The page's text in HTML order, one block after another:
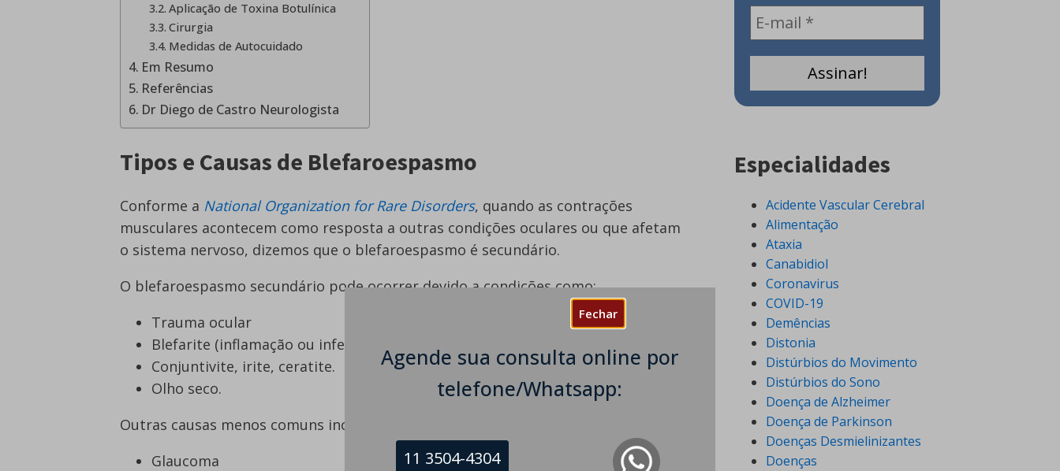
Fechar
Agende sua consulta online por
telefone/Whatsapp:
11 3504-4304
Aplicação de Toxina Botulínica
Cirurgia
Medidas de Autocuidado
Em Resumo
Referências
Dr Diego de Castro Neurologista
Tipos e Causas de Blefaroespasmo
Conforme a National Organization for Rare Disorders, quando as contrações
musculares acontecem como resposta a outras condições oculares ou que afetam
o sistema nervoso, dizemos que o blefaroespasmo é secundário.
O blefaroespasmo secundário pode ocorrer devido a condições como:
Trauma ocular
Blefarite (inflamação ou infecção) das pálpebras
Conjuntivite, irite, ceratite.
Olho seco.
Outras causas menos comuns incluem:
Glaucoma
Especialidades
Acidente Vascular Cerebral
Alimentação
Ataxia
Canabidiol
Coronavirus
COVID-19
Demências
Distonia
Distúrbios do Movimento
Distúrbios do Sono
Doença de Alzheimer
Doença de Parkinson
Doenças Desmielinizantes
Doenças